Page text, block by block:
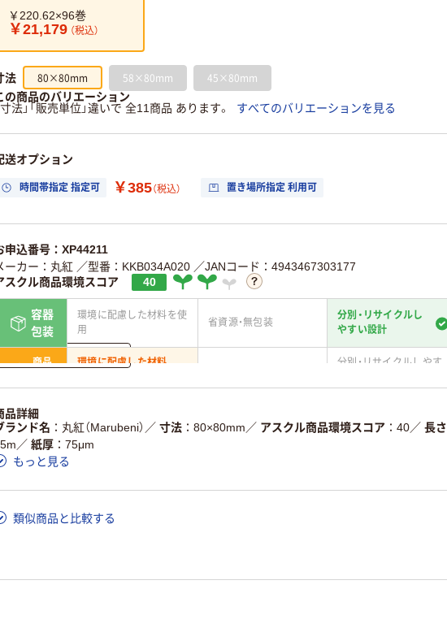
￥220.62×96巻
￥21,179 （税込）
法 80×80mm 58×80mm 45×80mm
の商品のバリエーション
寸法」「販売単位」違いで 全11商品 あります。
すべてのバリエーションを見る
送オプション
時間帯指定 指定可 ￥385（税込） 置き場所指定 利用可
申込番号：XP44211
ーカー：丸紅 ／型番：KKB034A020 ／JANコード：4943467303177
スクル商品環境スコア
40
容器
包装
環境に配慮した材料を使
用
省資源・無包装
分別・リサイクルし
やすい設計
商品
環境に配慮した材料
分別・リサイクルしやす
仕組
る
ている
削減
の商品の環境配慮ポイントです。詳しくはページ下部の商品詳細「
詳細／加点項目
詳しく見る
品詳細
ランド名
丸紅（Marubeni） ／ 寸法 80×80mm／ アスクル商品環境スコア 40／ 長さ
／ 紙厚
75μm
もっと見る
類似商品と比較する